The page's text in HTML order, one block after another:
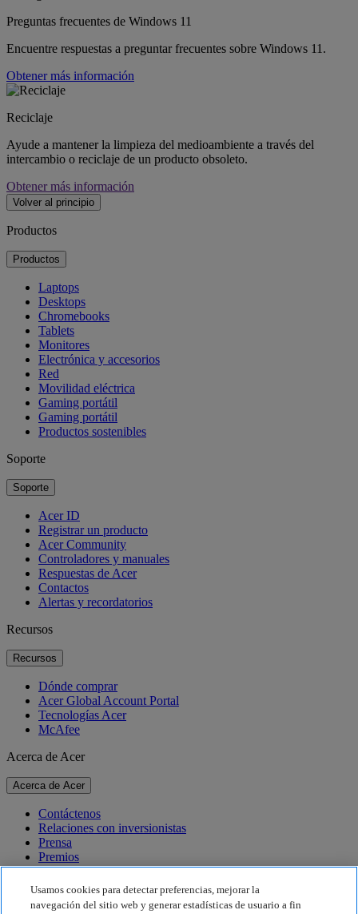
Preguntas frecuentes de Windows 11
Encuentre respuestas a preguntar frecuentes sobre Windows 11.
Obtener más información
Reciclaje
Ayude a mantener la limpieza del medioambiente a través del
intercambio o reciclaje de un producto obsoleto.
Obtener más información
Volver al principio
Productos
Productos
Laptops
Desktops
Chromebooks
Tablets
Monitores
Electrónica y accesorios
Red
Movilidad eléctrica
Gaming portátil
Gaming portátil
Productos sostenibles
Soporte
Soporte
Acer ID
Registrar un producto
Acer Community
Controladores y manuales
Respuestas de Acer
Contactos
Alertas y recordatorios
Recursos
Recursos
Dónde comprar
Acer Global Account Portal
Tecnologías Acer
McAfee
Acerca de Acer
Acerca de Acer
Contáctenos
Relaciones con inversionistas
Prensa
Premios
Eventos
Sostenibilidad
Usamos cookies para detectar preferencias, mejorar la
navegación del sitio web y generar estadísticas de usuario a fin